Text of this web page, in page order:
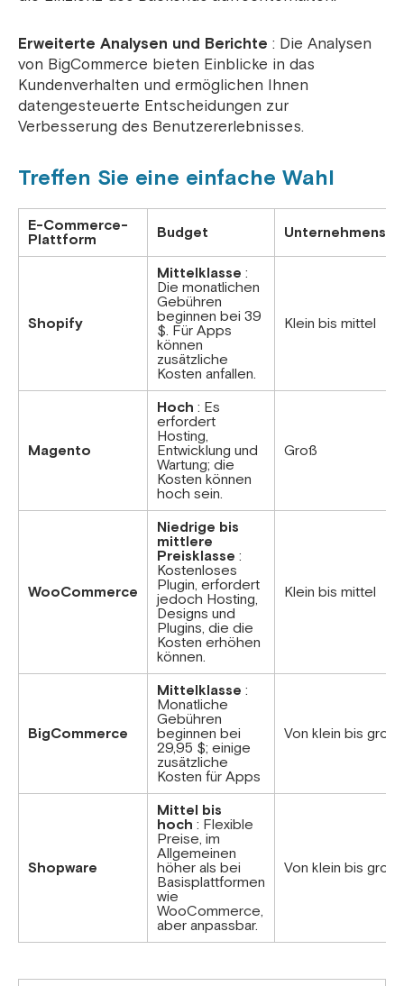
Erweiterte Analysen und Berichte : Die Analysen
von BigCommerce bieten Einblicke in das
Kundenverhalten und ermöglichen Ihnen
datengesteuerte Entscheidungen zur
Verbesserung des Benutzererlebnisses.
Treffen Sie eine einfache Wahl
E-Commerce-
Plattform
Budget
Shopify
Mittelklasse :
Die monatlichen
Gebühren
beginnen bei 39
$. Für Apps
können
zusätzliche
Kosten anfallen.
Klein bis mittel
Magento
Hoch : Es
erfordert
Hosting,
Entwicklung und
Wartung; die
Kosten können
hoch sein.
Groß
WooCommerce
Niedrige bis
mittlere
Preisklasse :
Kostenloses
Plugin, erfordert
jedoch Hosting,
Designs und
Plugins, die die
Kosten erhöhen
können.
Klein bis mittel
BigCommerce
Mittelklasse :
Monatliche
Gebühren
beginnen bei
29,95 $; einige
zusätzliche
Kosten für Apps
Von klein bis groß
Shopware
Mittel bis
hoch : Flexible
Preise, im
Allgemeinen
höher als bei
Basisplattformen
wie
WooCommerce,
aber anpassbar.
Von klein bis groß